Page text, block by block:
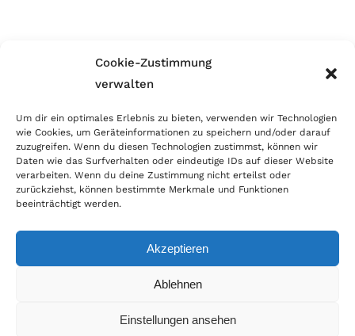
Cookie-Zustimmung
verwalten
Um dir ein optimales Erlebnis zu bieten, verwenden wir Technologien
wie Cookies, um Geräteinformationen zu speichern und/oder darauf
zuzugreifen. Wenn du diesen Technologien zustimmst, können wir
Daten wie das Surfverhalten oder eindeutige IDs auf dieser Website
verarbeiten. Wenn du deine Zustimmung nicht erteilst oder
zurückziehst, können bestimmte Merkmale und Funktionen
beeinträchtigt werden.
Akzeptieren
Ablehnen
Einstellungen ansehen
Wir sind Mitglied im Händlerbund!
erfolgreichen E-Commerce ein. Auch wir sind wie
viele Onlineshops im Netz Mitglied im Händlerbund
und unterstützen fairen Onlinehandel.
© Copyright 2026 | World of Coins |Impressum|Datenschutz|Cookie
|Zahlung & Versand